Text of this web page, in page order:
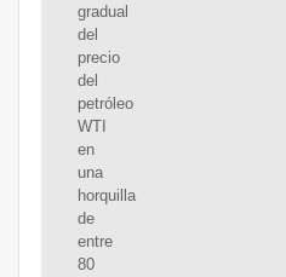
gradual
del
precio
del
petróleo
WTI
en
una
horquilla
de
entre
80